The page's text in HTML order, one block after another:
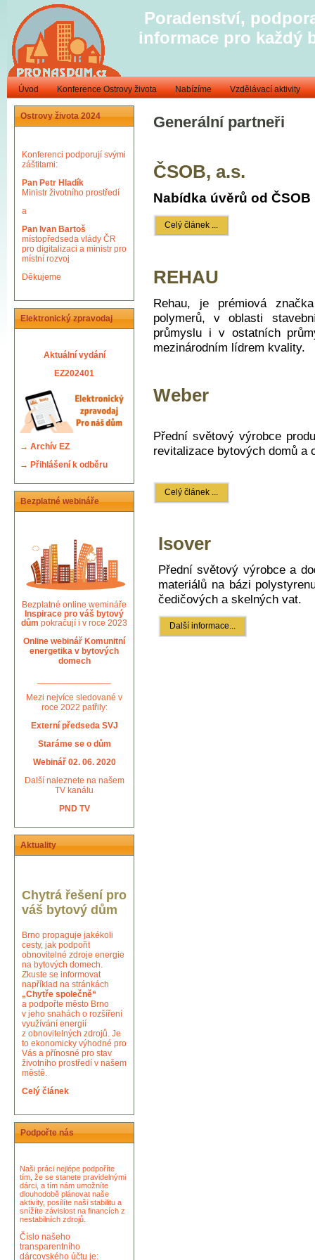
Poradenství,
informace pro každý
Úvod Konference Ostrovy života Nabízíme Vzdělávací aktivity
Ostrovy života 2024
Konferenci podporují svými
záštitami:
Pan Petr Hladík
Ministr životního prostředí
a
Pan Ivan Bartoš
místopředseda vlády ČR
pro digitalizaci a ministr pro
místní rozvoj
Děkujeme
Elektronický zpravodaj
Aktuální vydání
EZ202401
→ Archív EZ
→ Přihlášení k odběru
Bezplatné webináře
Bezplatné online wemináře
Inspirace pro váš bytový
dům pokračují i v roce 2023
Online webinář Komunitní
energetika v bytových
domech
Mezi nejvíce sledované v
roce 2022 patřily:
Externí předseda SVJ
Staráme se o dům
Webinář 02. 06. 2020
Další naleznete na našem
TV kanálu
PND TV
Aktuality
Chytrá řešení pro
váš bytový dům
Brno propaguje jakékoli
cesty, jak podpořit
obnovitelné zdroje energie
na bytových domech.
Zkuste se informovat
například na stránkách
„Chytře společně“
a podpořte město Brno
v jeho snahách o rozšíření
využívání energií
z obnovitelných zdrojů. Je
to ekonomicky výhodné pro
Vás a přínosné pro stav
životního prostředí v našem
městě.
Celý článek
Podpořte nás
Naši práci nejlépe podpoříte
tím, že se stanete pravidelnými
dárci, a tím nám umožníte
dlouhodobě plánovat naše
aktivity, posílíte naši stabilitu a
snížíte závislost na financích z
nestabilních zdrojů.
Číslo našeho
transparentního
dárcovského účtu je:
Generální partneři
ČSOB, a.s.
Nabídka úvěrů od ČSOB
Celý článek ...
REHAU
Rehau, je prémiová
polymerů, v oblasti
průmyslu i v ostatních
mezinárodním lídrem kvality.
Weber
Přední světový výrobce
revitalizace bytových domů a
Celý článek ...
Isover
Přední světový výrobce a
materiálů na bázi
čedičových a skelných vat.
Další informace...